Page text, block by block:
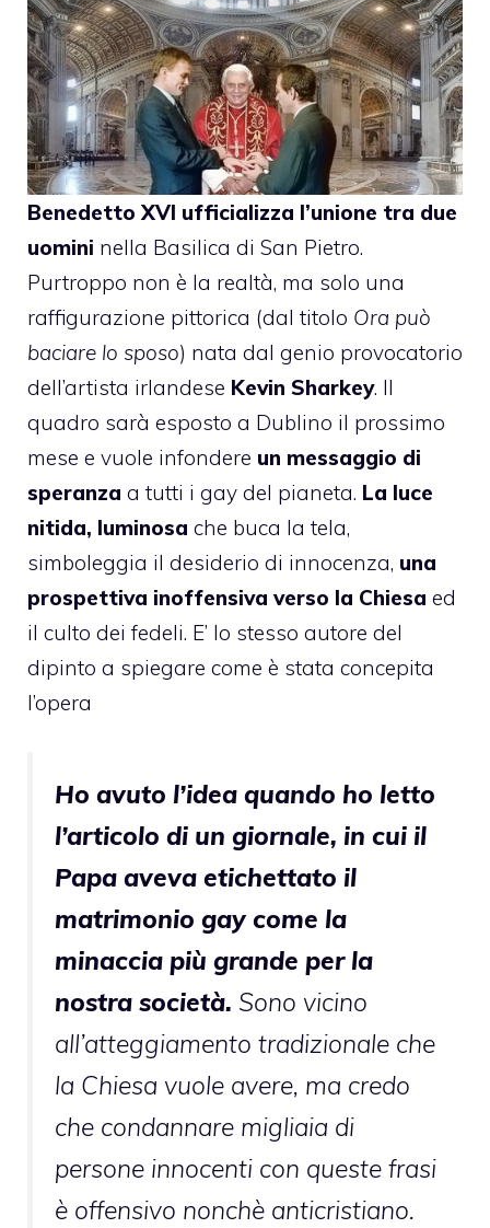
Benedetto XVI ufficializza l’unione tra due
uomini nella Basilica di San Pietro.
Purtroppo non è la realtà, ma solo una
raffigurazione pittorica (dal titolo Ora può
baciare lo sposo) nata dal genio provocatorio
dell’artista irlandese Kevin Sharkey. Il
quadro sarà esposto a Dublino il prossimo
mese e vuole infondere un messaggio di
speranza a tutti i gay del pianeta. La luce
nitida, luminosa che buca la tela,
simboleggia il desiderio di innocenza, una
prospettiva inoffensiva verso la Chiesa ed
il culto dei fedeli. E’ lo stesso autore del
dipinto a spiegare come è stata concepita
l’opera
Ho avuto l’idea quando ho letto
l’articolo di un giornale, in cui il
Papa aveva etichettato il
matrimonio gay come la
minaccia più grande per la
nostra società. Sono vicino
all’atteggiamento tradizionale che
la Chiesa vuole avere, ma credo
che condannare migliaia di
persone innocenti con queste frasi
è offensivo nonchè anticristiano.